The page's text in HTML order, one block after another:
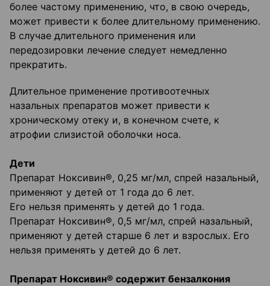
более частому применению, что, в свою очередь,
может привести к более длительному применению.
В случае длительного применения или
передозировки лечение следует немедленно
прекратить.
Длительное применение противоотечных
назальных препаратов может привести к
хроническому отеку и, в конечном счете, к
атрофии слизистой оболочки носа.
Дети
Препарат Ноксивин®, 0,25 мг/мл, спрей назальный,
применяют у детей от 1 года до 6 лет.
Его нельзя применять у детей до 1 года.
Препарат Ноксивин®, 0,5 мг/мл, спрей назальный,
применяют у детей старше 6 лет и взрослых. Его
нельзя применять у детей до 6 лет.
Препарат Ноксивин® содержит бензалкония